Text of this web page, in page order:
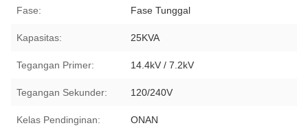
Fase: Fase Tunggal
Kapasitas: 25KVA
Tegangan Primer: 14.4kV / 7.2kV
Tegangan Sekunder: 120/240V
Kelas Pendinginan: ONAN